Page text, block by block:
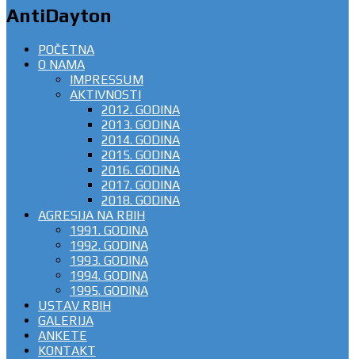
AntiDayton
POČETNA
O NAMA
IMPRESSUM
AKTIVNOSTI
2012. GODINA
2013. GODINA
2014. GODINA
2015. GODINA
2016. GODINA
2017. GODINA
2018. GODINA
AGRESIJA NA RBIH
1991. GODINA
1992. GODINA
1993. GODINA
1994. GODINA
1995. GODINA
USTAV RBIH
GALERIJA
ANKETE
KONTAKT